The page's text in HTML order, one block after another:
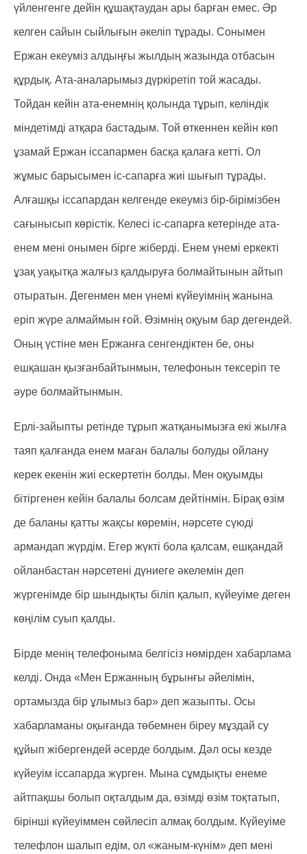
үйленгенге дейін құшақтаудан ары барған емес. Әр
келген сайын сыйлығын әкеліп тұрады. Сонымен
Ержан екеуміз алдыңғы жылдың жазында отбасын
құрдық. Ата-аналарымыз дүркіретіп той жасады.
Тойдан кейін ата-енемнің қолында тұрып, келіндік
міндетімді атқара бастадым. Той өткеннен кейін көп
ұзамай Ержан іссапармен басқа қалаға кетті. Ол
жұмыс барысымен іс-сапарға жиі шығып тұрады.
Алғашқы іссапардан келгенде екеуміз бір-бірімізбен
сағынысып көрістік. Келесі іс-сапарға кетерінде ата-
енем мені онымен бірге жіберді. Енем үнемі еркекті
ұзақ уақытқа жалғыз қалдыруға болмайтынын айтып
отыратын. Дегенмен мен үнемі күйеуімнің жанына
еріп жүре алмаймын ғой. Өзімнің оқуым бар дегендей.
Оның үстіне мен Ержанға сенгендіктен бе, оны
ешқашан қызғанбайтынмын, телефонын тексеріп те
әуре болмайтынмын.
Ерлі-зайыпты ретінде тұрып жатқанымызға екі жылға
таяп қалғанда енем маған балалы болуды ойлану
керек екенін жиі ескертетін болды. Мен оқуымды
бітіргенен кейін балалы болсам дейтінмін. Бірақ өзім
де баланы қатты жақсы көремін, нәрсете сүюді
армандап жүрдім. Егер жүкті бола қалсам, ешқандай
ойланбастан нәрсетені дүниеге әкелемін деп
жүргенімде бір шындықты біліп қалып, күйеуіме деген
көңілім суып қалды.
Бірде менің телефоныма белгісіз нөмірден хабарлама
келді. Онда «Мен Ержанның бұрынғы әйелімін,
ортамызда бір ұлымыз бар» деп жазыпты. Осы
хабарламаны оқығанда төбемнен біреу мұздай су
құйып жібергендей әсерде болдым. Дәл осы кезде
күйеуім іссапарда жүрген. Мына сұмдықты енеме
айтпақшы болып оқталдым да, өзімді өзім тоқтатып,
бірінші күйеуіммен сөйлесіп алмақ болдым. Күйеуіме
телефлон шалып едім, ол «жаным-күнім» деп мені